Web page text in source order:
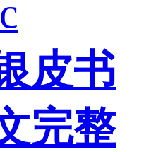
皮书
完整